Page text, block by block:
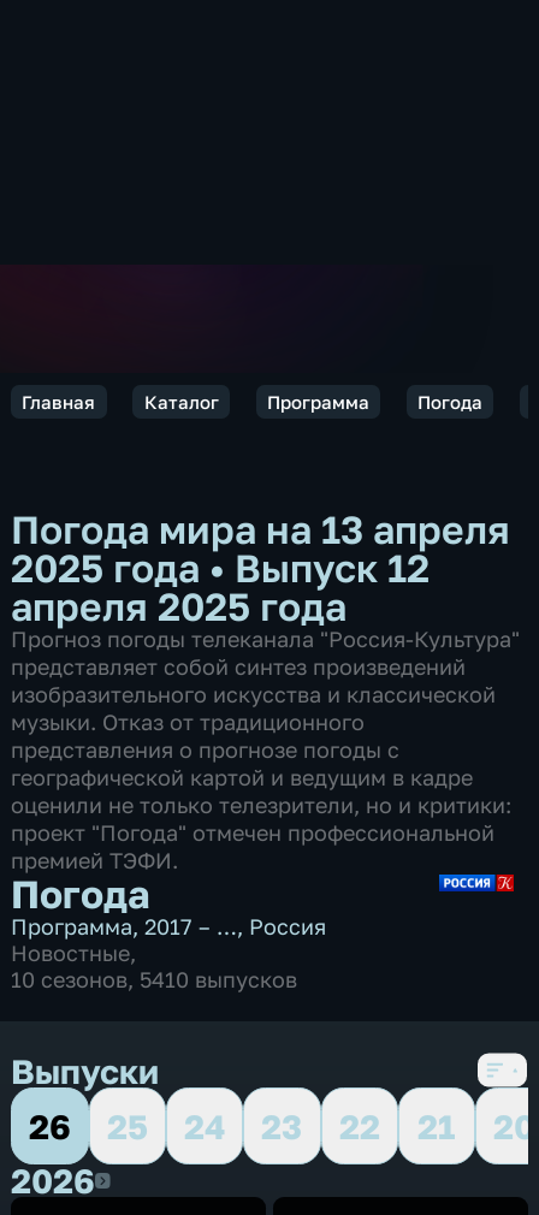
Главная Каталог Программа Погода
Погода мира на 13 апреля
2025 года • Выпуск 12
апреля 2025 года
Прогноз погоды телеканала "Россия-Культура"
представляет собой синтез произведений
изобразительного искусства и классической
музыки. Отказ от традиционного
представления о прогнозе погоды с
географической картой и ведущим в кадре
оценили не только телезрители, но и критики:
проект "Погода" отмечен профессиональной
премией ТЭФИ.
Погода
Программа,2017 – …, Россия
Новостные,
10 сезонов, 5410 выпусков
Выпуски
26
25 24 23 22 21
20
20262026